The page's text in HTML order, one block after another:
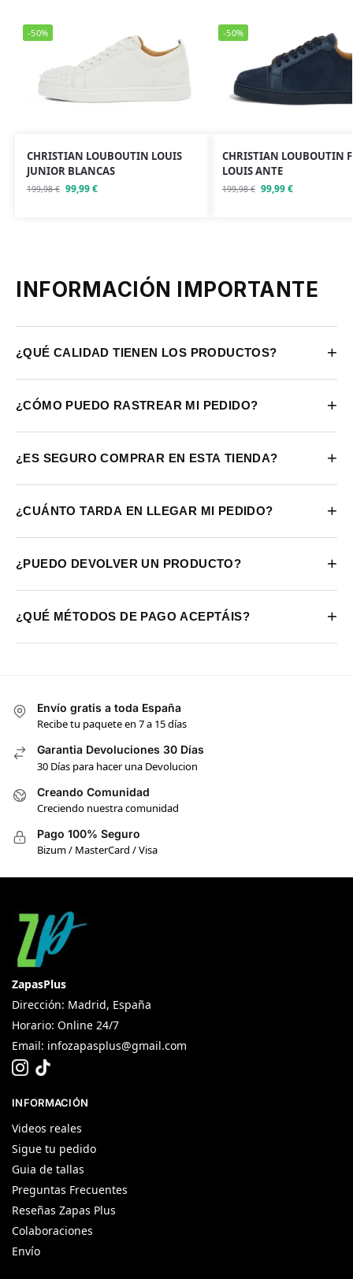
-50%
CHRISTIAN LOUBOUTIN LOUIS
JUNIOR BLANCAS
199,98€ 99,99€
-50%
CHRISTIAN LOUBOUTIN
LOUIS ANTE
199,98€ 99,99€
INFORMACIÓN IMPORTANTE
¿QUÉ CALIDAD TIENEN LOS PRODUCTOS? +
¿CÓMO PUEDO RASTREAR MI PEDIDO? +
¿ES SEGURO COMPRAR EN ESTA TIENDA? +
¿CUÁNTO TARDA EN LLEGAR MI PEDIDO? +
¿PUEDO DEVOLVER UN PRODUCTO? +
¿QUÉ MÉTODOS DE PAGO ACEPTÁIS? +
Envío gratis a toda España
Recibe tu paquete en 7 a 15 días
Garantia Devoluciones 30 Días
30 Días para hacer una Devolucion
Creando Comunidad
Creciendo nuestra comunidad
Pago 100% Seguro
Bizum / MasterCard / Visa
ZapasPlus
Dirección: Madrid, España
Horario: Online 24/7
Email: infozapasplus@gmail.com
INFORMACIÓN
Videos reales
Sigue tu pedido
Guia de tallas
Preguntas Frecuentes
Reseñas Zapas Plus
Colaboraciones
Envío